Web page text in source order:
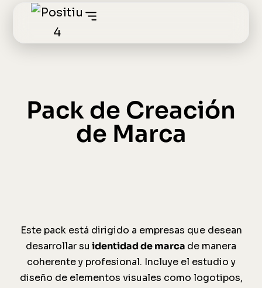
Pack de Creación
de Marca
Este pack está dirigido a empresas que desean
desarrollar su identidad de marca de manera
coherente y profesional. Incluye el estudio y
diseño de elementos visuales como logotipos,